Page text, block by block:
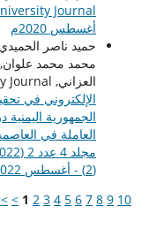
أغسطس 2020م
حميد ناصر
محمد محمد
العزاني, Albaydha University Journal,
الإلكتروني في
الجمهورية اليمنية
العاملة في
(2) - أغسطس 2022 (الإصدار العاشر)
1 2 3 4 5 6 7 8 9 10
>